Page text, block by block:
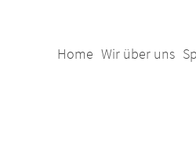
Home Wir über uns